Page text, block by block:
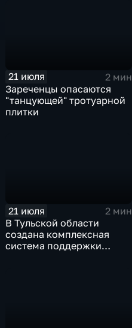
21 июля
2 мин
Зареченцы опасаются
"танцующей" тротуарной
плитки
21 июля
2 мин
В Тульской области
создана комплексная
система поддержки